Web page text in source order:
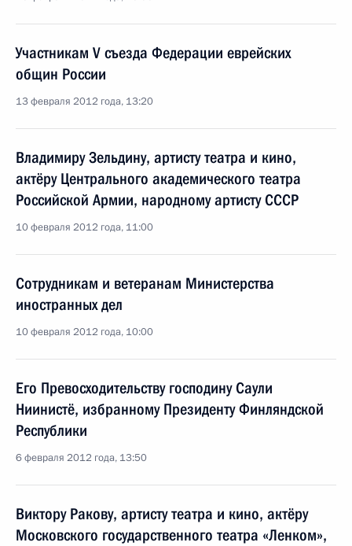
Участникам V съезда Федерации еврейских
общин России
13 февраля 2012 года, 13:20
Владимиру Зельдину, артисту театра и кино,
актёру Центрального академического театра
Российской Армии, народному артисту СССР
10 февраля 2012 года, 11:00
Сотрудникам и ветеранам Министерства
иностранных дел
10 февраля 2012 года, 10:00
Его Превосходительству господину Саули
Ниинистё, избранному Президенту Финляндской
Республики
6 февраля 2012 года, 13:50
Виктору Ракову, артисту театра и кино, актёру
Московского государственного театра «Ленком»,